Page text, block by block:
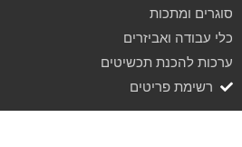
סוגרים ומתכות
כלי עבודה ואביזרים
ערכות להכנת תכשיטים
רשימת פריטים